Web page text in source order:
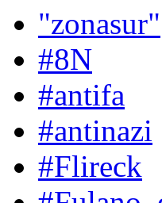
"zonasur"
#8N
#antifa
#antinazi
#Flireck